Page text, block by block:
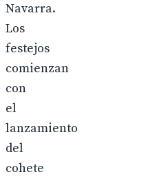
Navarra.
Los
festejos
comienzan
con
el
lanzamiento
del
cohete